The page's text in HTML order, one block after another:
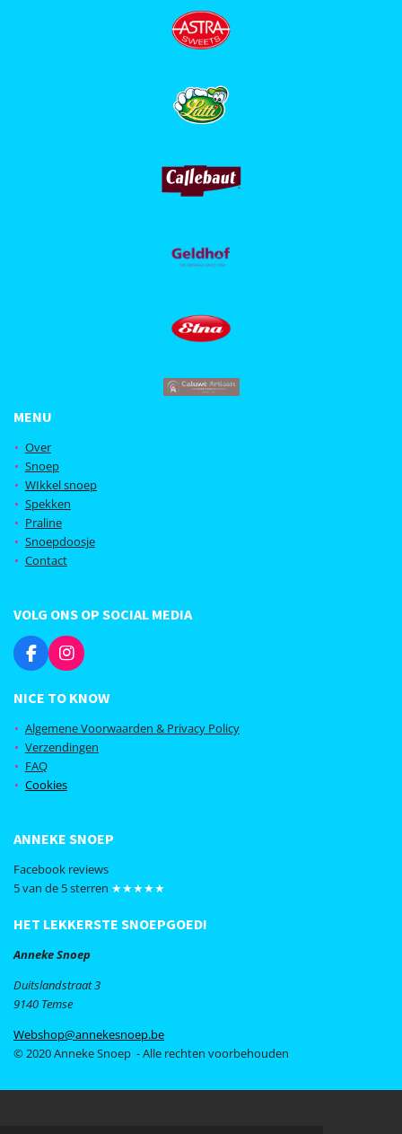
MENU
Over
Snoep
WIkkel snoep
Spekken
Praline
Snoepdoosje
Contact
VOLG ONS OP SOCIAL MEDIA
F
a
c
e
b
o
o
k
I
n
s
a
g
r
m
NICE TO KNOW
Algemene Voorwaarden & Privacy Policy
Verzendingen
FAQ
Cookies
ANNEKE SNOEP
Facebook reviews
5 van de 5 sterren ★★★★★
HET LEKKERSTE SNOEPGOED!
Anneke Snoep
Duitslandstraat 3
9140 Temse
Webshop@annekesnoep.be
© 2020 Anneke Snoep - Alle rechten voorbehouden